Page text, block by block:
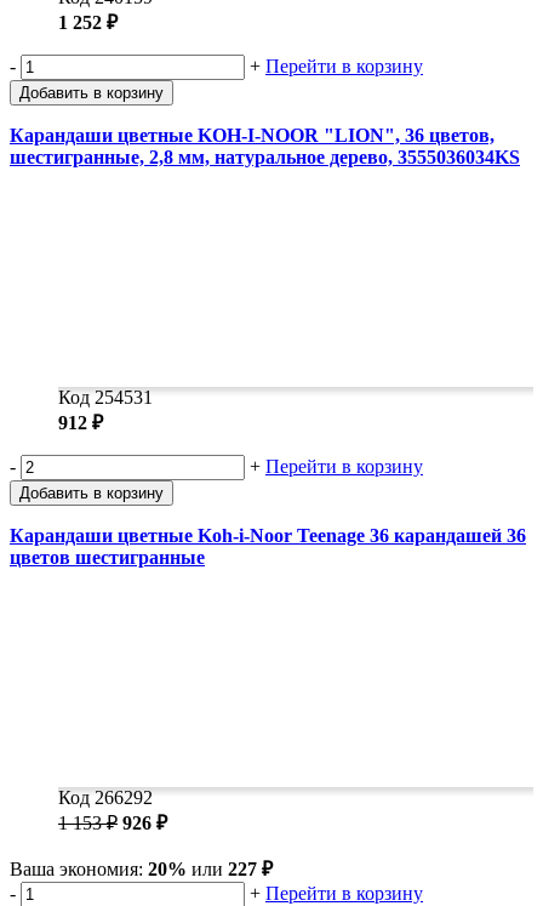
1 252 ₽
- + Перейти в корзину
Добавить в корзину
Карандаши цветные KOH-I-NOOR "LION", 36 цветов,
шестигранные, 2,8 мм, натуральное дерево, 3555036034KS
Код 254531
912 ₽
- + Перейти в корзину
Добавить в корзину
Карандаши цветные Koh-i-Noor Teenage 36 карандашей 36
цветов шестигранные
Код 266292
1 153 ₽ 926 ₽
Ваша экономия: 20% или 227 ₽
-
+ Перейти в корзину